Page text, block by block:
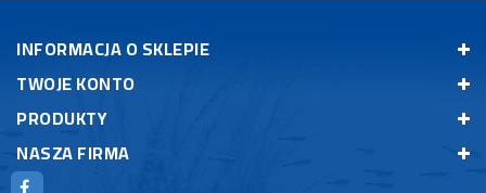
INFORMACJA O SKLEPIE
TWOJE KONTO
PRODUKTY
NASZA FIRMA